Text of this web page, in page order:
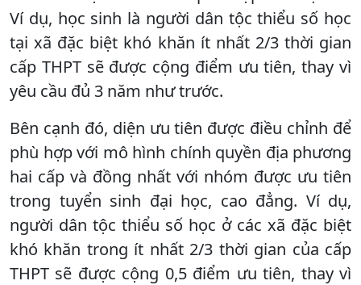
Ví dụ, học sinh là người dân tộc thiểu số học
tại xã đặc biệt khó khăn ít nhất 2/3 thời gian
cấp THPT sẽ được cộng điểm ưu tiên, thay vì
yêu cầu đủ 3 năm như trước.
Bên cạnh đó, diện ưu tiên được điều chỉnh để
phù hợp với mô hình chính quyền địa phương
hai cấp và đồng nhất với nhóm được ưu tiên
trong tuyển sinh đại học, cao đẳng. Ví dụ,
người dân tộc thiểu số học ở các xã đặc biệt
khó khăn trong ít nhất 2/3 thời gian của cấp
THPT sẽ được cộng 0,5 điểm ưu tiên, thay vì